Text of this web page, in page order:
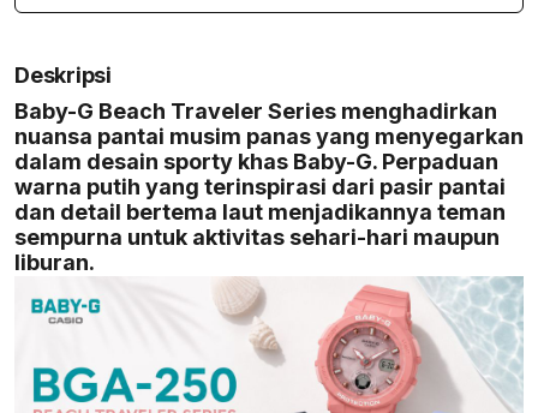
Deskripsi
Baby-G Beach Traveler Series menghadirkan
nuansa pantai musim panas yang menyegarkan
dalam desain sporty khas Baby-G. Perpaduan
warna putih yang terinspirasi dari pasir pantai
dan detail bertema laut menjadikannya teman
sempurna untuk aktivitas sehari-hari maupun
liburan.